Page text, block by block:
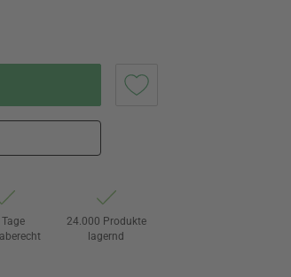
24.000 Produkte
lagernd